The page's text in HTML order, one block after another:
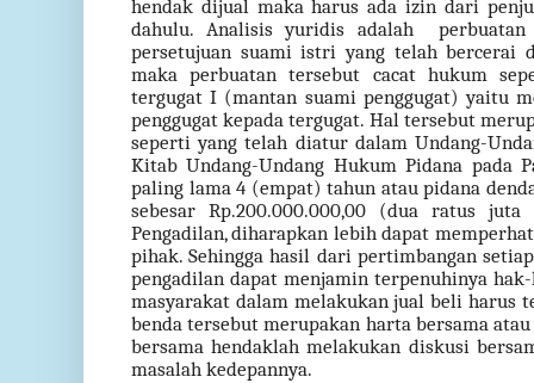
hendak dijual maka harus ada izin dari
dahulu. Analisis yuridis adalah
persetujuan suami istri yang telah bercerai
maka perbuatan tersebut cacat hukum
tergugat I (mantan suami penggugat) yaitu
penggugat kepada tergugat. Hal tersebut
seperti yang telah diatur dalam Undang-
Kitab Undang-Undang Hukum Pidana pada
paling lama 4 (empat) tahun atau pidana
sebesar Rp.200.000.000,00 (dua ratus
Pengadilan, diharapkan lebih dapat
pihak. Sehingga hasil dari pertimbangan
pengadilan dapat menjamin terpenuhinya
masyarakat dalam melakukan jual beli harus
benda tersebut merupakan harta bersama
bersama hendaklah melakukan diskusi
masalah kedepannya.